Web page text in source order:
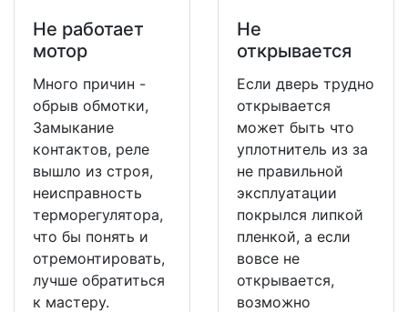
Не работает
мотор
Много причин -
обрыв обмотки,
Замыкание
контактов, реле
вышло из строя,
неисправность
терморегулятора,
что бы понять и
отремонтировать,
лучше обратиться
к мастеру.
Не
открывается
Если дверь трудно
открывается
может быть что
уплотнитель из за
не правильной
эксплуатации
покрылся липкой
пленкой, а если
вовсе не
открывается,
возможно